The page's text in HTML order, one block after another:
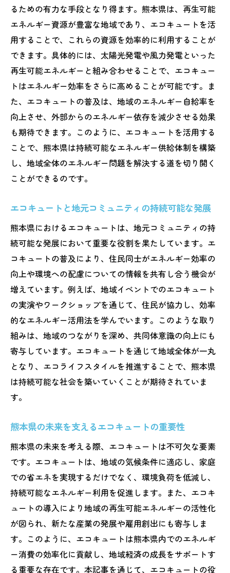
るための有力な手段となり得ます。熊本県は、再生可能
エネルギー資源が豊富な地域であり、エコキュートを活
用することで、これらの資源を効率的に利用することが
できます。具体的には、太陽光発電や風力発電といった
再生可能エネルギーと組み合わせることで、エコキュー
トはエネルギー効率をさらに高めることが可能です。ま
た、エコキュートの普及は、地域のエネルギー自給率を
向上させ、外部からのエネルギー依存を減少させる効果
も期待できます。このように、エコキュートを活用する
ことで、熊本県は持続可能なエネルギー供給体制を構築
し、地域全体のエネルギー問題を解決する道を切り開く
ことができるのです。
エコキュートと地元コミュニティの持続可能な発展
熊本県におけるエコキュートは、地元コミュニティの持
続可能な発展において重要な役割を果たしています。エ
コキュートの普及により、住民同士がエネルギー効率の
向上や環境への配慮についての情報を共有し合う機会が
増えています。例えば、地域イベントでのエコキュート
の実演やワークショップを通じて、住民が協力し、効率
的なエネルギー活用法を学んでいます。このような取り
組みは、地域のつながりを深め、共同体意識の向上にも
寄与しています。エコキュートを通じて地域全体が一丸
となり、エコライフスタイルを推進することで、熊本県
は持続可能な社会を築いていくことが期待されていま
す。
熊本県の未来を支えるエコキュートの重要性
熊本県の未来を考える際、エコキュートは不可欠な要素
です。エコキュートは、地域の気候条件に適応し、家庭
での省エネを実現するだけでなく、環境負荷を低減し、
持続可能なエネルギー利用を促進します。また、エコキ
ュートの導入により地域の再生可能エネルギーの活性化
が図られ、新たな産業の発展や雇用創出にも寄与しま
す。このように、エコキュートは熊本県内でのエネルギ
ー消費の効率化に貢献し、地域経済の成長をサポートす
る重要な存在です。本記事を通じて、エコキュートの役